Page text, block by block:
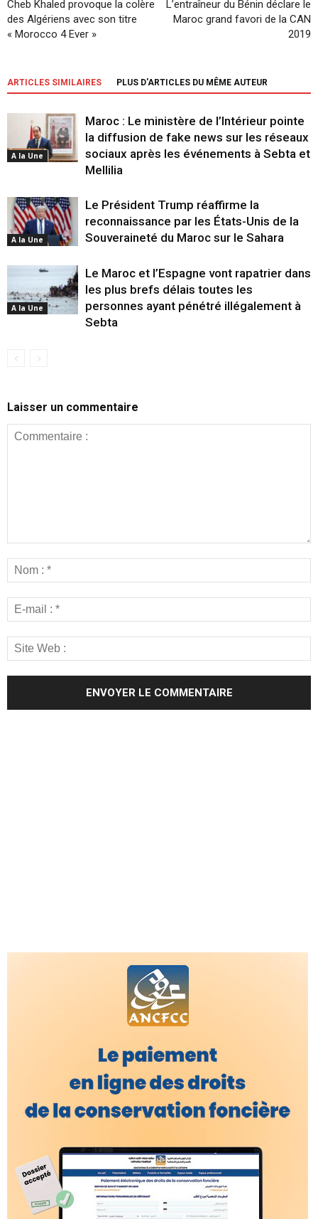
Cheb Khaled provoque la colère
des Algériens avec son titre
« Morocco 4 Ever »
L’entraîneur du Bénin déclare le
Maroc grand favori de la CAN
2019
ARTICLES SIMILAIRES PLUS D'ARTICLES DU MÊME AUTEUR
A la Une
Maroc : Le ministère de l’Intérieur pointe
la diffusion de fake news sur les réseaux
sociaux après les événements à Sebta et
Mellilia
A la Une
Le Président Trump réaffirme la
reconnaissance par les États-Unis de la
Souveraineté du Maroc sur le Sahara
A la Une
Le Maroc et l’Espagne vont rapatrier dans
les plus brefs délais toutes les
personnes ayant pénétré illégalement à
Sebta
Laisser un commentaire